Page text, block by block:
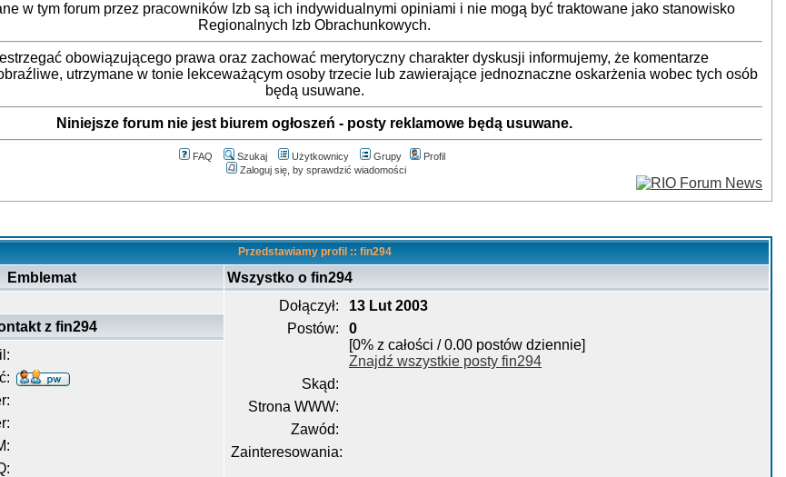
w tym forum przez pracowników Izb są ich indywidualnymi opiniami i nie mogą być traktowane jako stanowisko
Regionalnych Izb Obrachunkowych.
obowiązującego prawa oraz zachować merytoryczny charakter dyskusji informujemy, że komentarze
utrzymane w tonie lekceważącym osoby trzecie lub zawierające jednoznaczne oskarżenia wobec tych osób
będą usuwane.
Niniejsze forum nie jest biurem ogłoszeń - posty reklamowe będą usuwane.
FAQ Szukaj Użytkownicy Grupy
Profil
Zaloguj się, by sprawdzić wiadomości
Przedstawiamy profil :: fin294
Emblemat
Wszystko o fin294
Dołączył:
13 Lut 2003
Postów:
0
[0% z całości / 0.00 postów dziennie]
Znajdź wszystkie posty fin294
Skąd:
Strona WWW:
Zawód:
Zainteresowania:
z fin294